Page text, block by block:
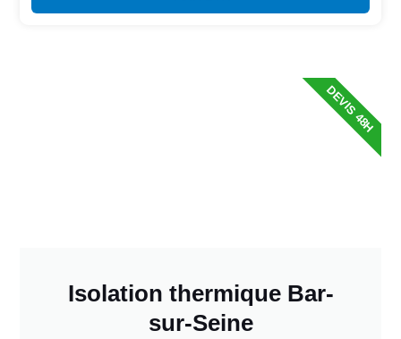
Isolation thermique Bar-
sur-Seine
DEVIS 48H